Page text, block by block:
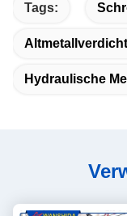
Tags:
Hydraulische